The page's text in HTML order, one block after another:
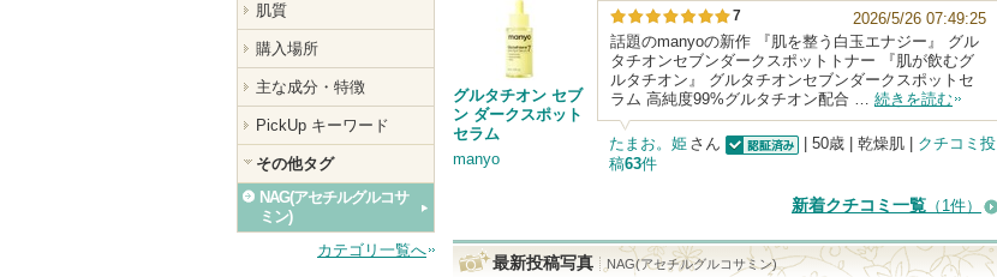
グルタチオン セブ
ン ダークスポット
セラム
manyo
7
2026/5/26 07:49:25
話題のmanyoの新作 『肌を整う白玉エナジー』 グル
タチオンセブンダークスポットトナー 『肌が飲むグ
ルタチオン』 グルタチオンセブンダークスポットセ
ラム 高純度99%グルタチオン配合 … 続きを読む
たまお。姫 さん
| 50歳 | 乾燥肌 | クチコミ投
稿63件
新着クチコミ一覧 （1件）
最新投稿写真
NAG(アセチルグルコサミン)
肌質
購入場所
主な成分・特徴
PickUp キーワード
その他タグ
NAG(アセチルグルコサ
ミン)
カテゴリ一覧へ